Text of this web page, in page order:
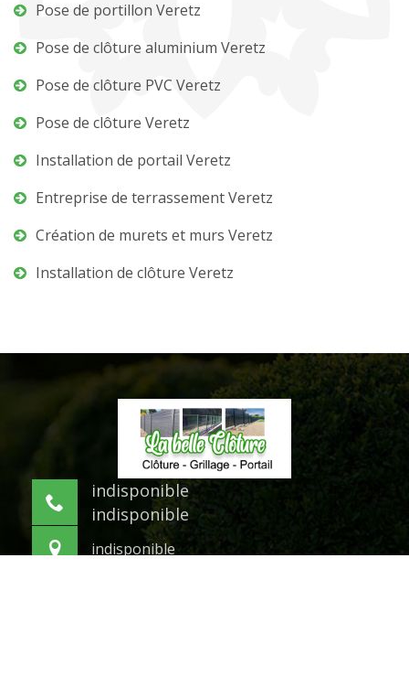
Pose de portillon Veretz
Pose de clôture aluminium Veretz
Pose de clôture PVC Veretz
Pose de clôture Veretz
Installation de portail Veretz
Entreprise de terrassement Veretz
Création de murets et murs Veretz
Installation de clôture Veretz
indisponible
indisponible
indisponible